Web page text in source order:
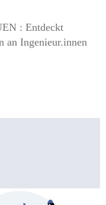
: Entdeckt
an Ingenieur.innen